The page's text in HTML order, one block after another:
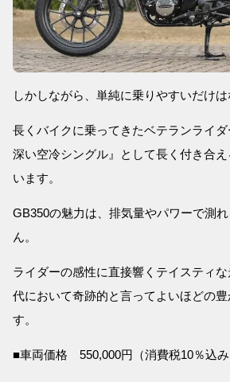
しかしながら、単純に乗りやすいだけは
長くバイクに乗ってきたベテランライ
深い空冷シングル』として長く付き合
います。
GB350の魅力は、排気量やパワーで測
ん。
ライダーの感性に直接響くテイスティ
代において奇跡的と言ってよいほどの
す。
■車両価格 550,000円（消費税10％込み